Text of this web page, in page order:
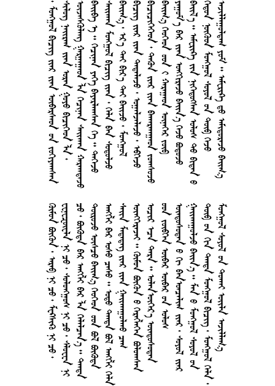
                                                                  
                                                                        